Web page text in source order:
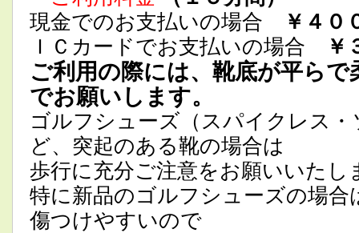
現金でのお支払いの場合
￥４０
ＩＣカードでお支払いの場合
￥
ご利用の際には、靴底が平ら
でお願いします。
ゴルフシューズ（スパイクレス
ど、突起のある靴の場合は
歩行に充分ご注意をお願いいたし
特に新品のゴルフシューズの場合
傷つけやすいので